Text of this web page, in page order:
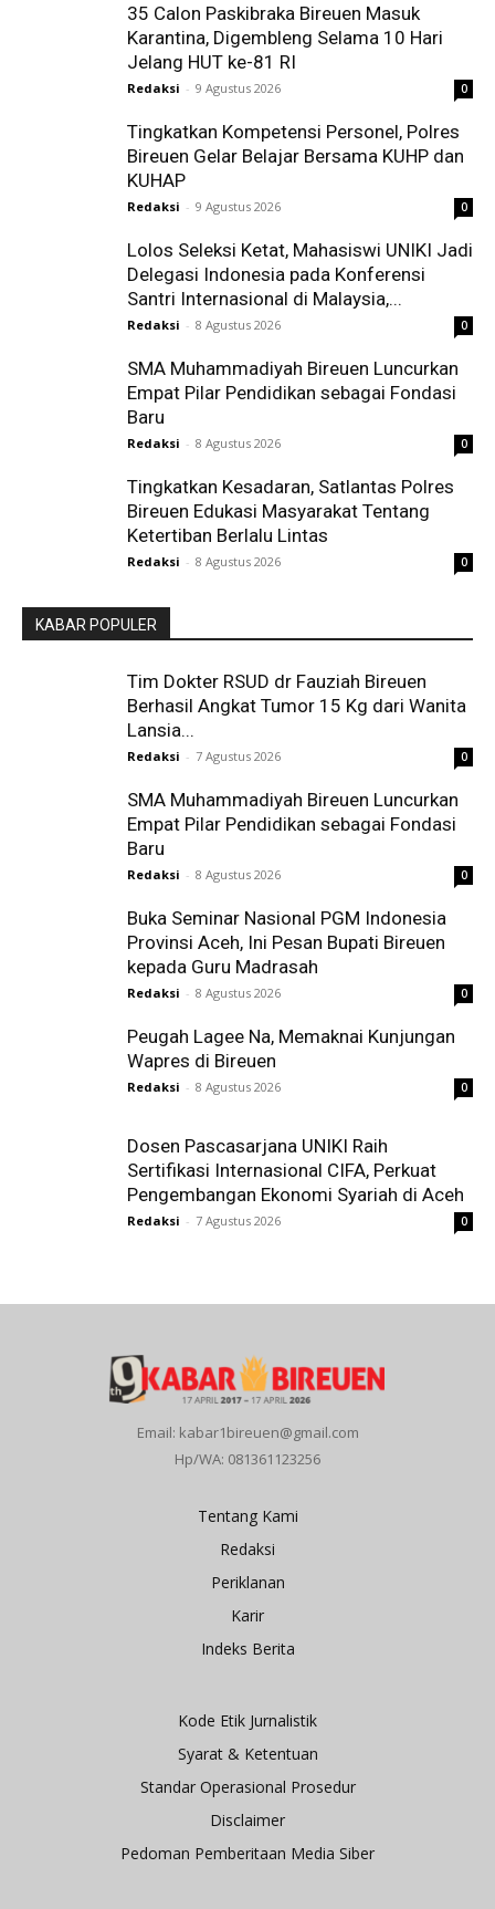
35 Calon Paskibraka Bireuen Masuk
Karantina, Digembleng Selama 10 Hari
Jelang HUT ke-81 RI
Redaksi - 9 Agustus 2026 0
Tingkatkan Kompetensi Personel, Polres
Bireuen Gelar Belajar Bersama KUHP dan
KUHAP
Redaksi - 9 Agustus 2026 0
Lolos Seleksi Ketat, Mahasiswi UNIKI Jadi
Delegasi Indonesia pada Konferensi
Santri Internasional di Malaysia,...
Redaksi - 8 Agustus 2026 0
SMA Muhammadiyah Bireuen Luncurkan
Empat Pilar Pendidikan sebagai Fondasi
Baru
Redaksi - 8 Agustus 2026 0
Tingkatkan Kesadaran, Satlantas Polres
Bireuen Edukasi Masyarakat Tentang
Ketertiban Berlalu Lintas
Redaksi - 8 Agustus 2026 0
KABAR POPULER
Tim Dokter RSUD dr Fauziah Bireuen
Berhasil Angkat Tumor 15 Kg dari Wanita
Lansia...
Redaksi - 7 Agustus 2026 0
SMA Muhammadiyah Bireuen Luncurkan
Empat Pilar Pendidikan sebagai Fondasi
Baru
Redaksi - 8 Agustus 2026 0
Buka Seminar Nasional PGM Indonesia
Provinsi Aceh, Ini Pesan Bupati Bireuen
kepada Guru Madrasah
Redaksi - 8 Agustus 2026 0
Peugah Lagee Na, Memaknai Kunjungan
Wapres di Bireuen
Redaksi - 8 Agustus 2026 0
Dosen Pascasarjana UNIKI Raih
Sertifikasi Internasional CIFA, Perkuat
Pengembangan Ekonomi Syariah di Aceh
Redaksi - 7 Agustus 2026 0
Email: kabar1bireuen@gmail.com
Hp/WA: 081361123256
Tentang Kami
Redaksi
Periklanan
Karir
Indeks Berita
Kode Etik Jurnalistik
Syarat & Ketentuan
Standar Operasional Prosedur
Disclaimer
Pedoman Pemberitaan Media Siber